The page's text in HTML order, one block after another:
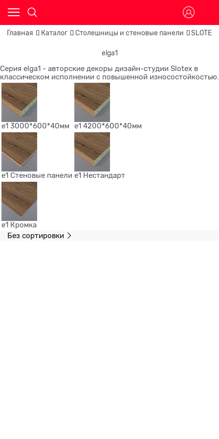
Главная Каталог Столешницы и стеновые панели SLOTEX
elga1
Серия elga1 - авторские декоры дизайн-студии Slotex в
классическом исполнении с повышенной износостойкостью.
e1 3000*600*40мм e1 4200*600*40мм
e1 Стеновые панели e1 Нестандарт
e1 Кромка
Без сортировки